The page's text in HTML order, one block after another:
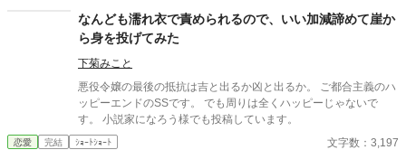
なんども濡れ衣で責められるので、いい加減諦めて崖か
ら身を投げてみた
下菊みこと
悪役令嬢の最後の抵抗は吉と出るか凶と出るか。 ご都合主義のハ
ッピーエンドのSSです。 でも周りは全くハッピーじゃないで
す。 小説家になろう様でも投稿しています。
恋愛 完結 ｼｮｰﾄｼｮｰﾄ 文字数：3,197